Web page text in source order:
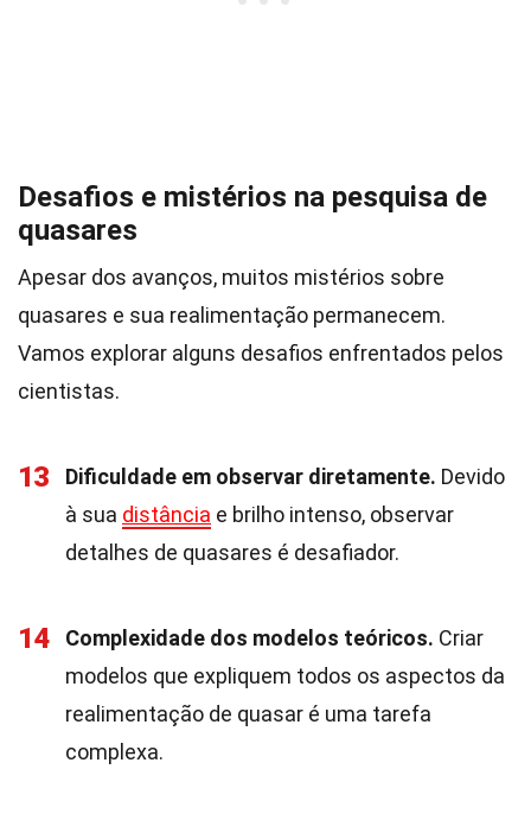
Desafios e mistérios na pesquisa de
quasares
Apesar dos avanços, muitos mistérios sobre
quasares e sua realimentação permanecem.
Vamos explorar alguns desafios enfrentados pelos
cientistas.
13 Dificuldade em observar diretamente. Devido
à sua distância e brilho intenso, observar
detalhes de quasares é desafiador.
14 Complexidade dos modelos teóricos. Criar
modelos que expliquem todos os aspectos da
realimentação de quasar é uma tarefa
complexa.